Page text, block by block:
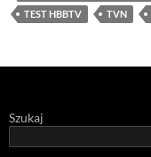
TEST HBBTV
TVN
Szukaj